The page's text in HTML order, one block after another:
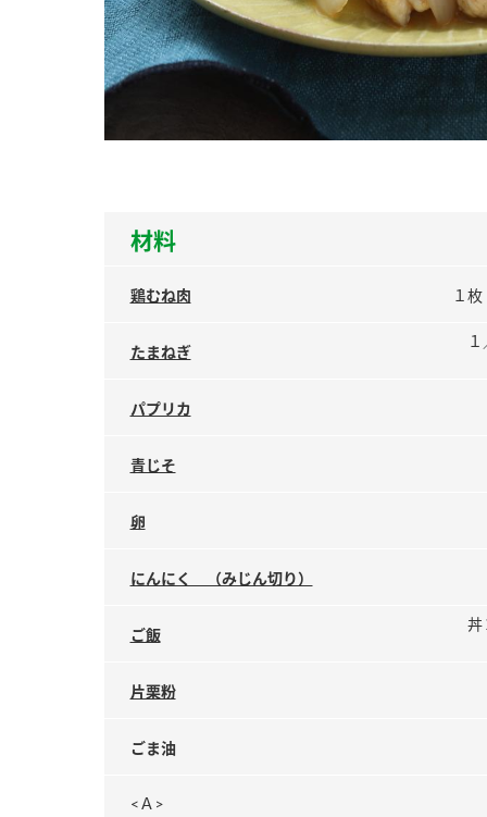
材料
鶏むね肉 １
たまねぎ
パプリカ
青じそ
卵
にんにく （みじん切り）
ご飯
丼
片栗粉
ごま油
<Ａ>